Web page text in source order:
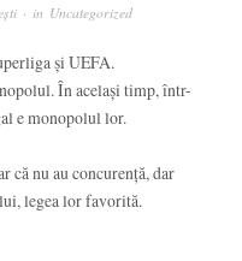
· in Uncategorized
și UEFA.
În același timp, într-
e monopolul lor.
că nu au concurență, dar
legea lor favorită.